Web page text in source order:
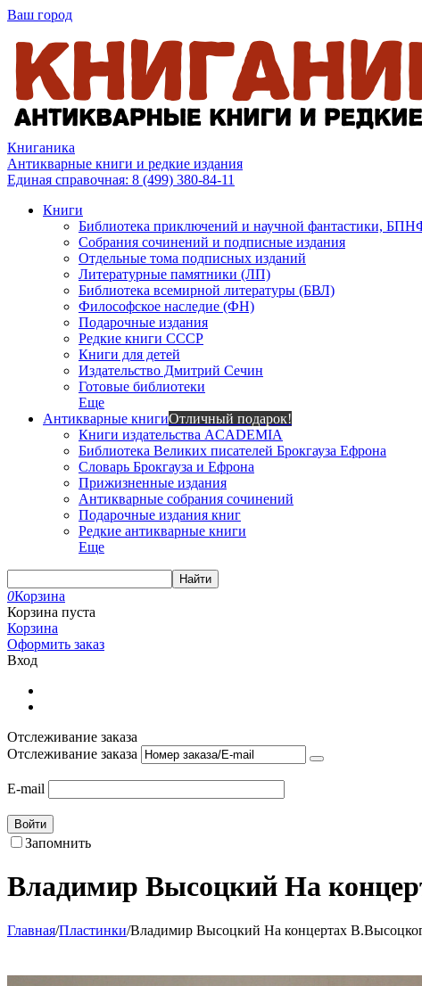
Ваш город
Книганика
Антикварные книги и редкие издания
Единая справочная: 8 (499) 380-84-11
Книги
Библиотека приключений и научной фантастики,
Собрания сочинений и подписные издания
Отдельные тома подписных изданий
Литературные памятники (ЛП)
Библиотека всемирной литературы (БВЛ)
Философское наследие (ФН)
Подарочные издания
Редкие книги СССР
Книги для детей
Издательство Дмитрий Сечин
Готовые библиотеки
Еще
Антикварные книгиОтличный подарок!
Книги издательства ACADEMIA
Библиотека Великих писателей Брокгауза Ефрона
Словарь Брокгауза и Ефрона
Прижизненные издания
Антикварные собрания сочинений
Подарочные издания книг
Редкие антикварные книги
Еще
Найти
0Корзина
Корзина пуста
Корзина
Оформить заказ
Вход
Отслеживание заказа
Отслеживание заказа
E-mail
Войти
Запомнить
Владимир Высоцкий На
Главная/Пластинки/Владимир Высоцкий На концертах